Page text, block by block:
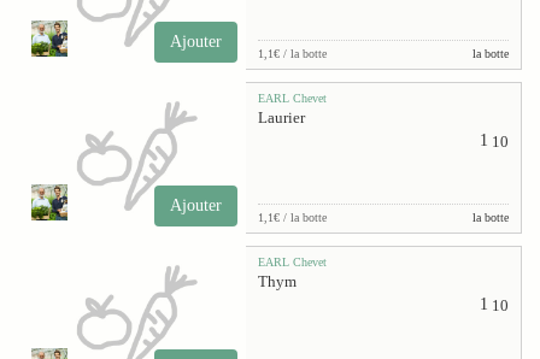
Ajouter
1,1€ / la botte la botte
Ajouter
EARL Chevet
Laurier
1 10
1,1€ / la botte la botte
EARL Chevet
Thym
1 10